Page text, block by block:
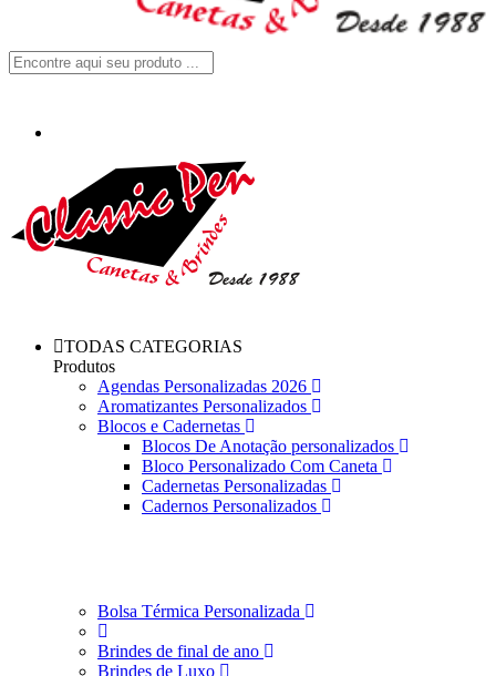
TODAS CATEGORIAS
Produtos
Agendas Personalizadas 2026
Aromatizantes Personalizados
Blocos e Cadernetas
Blocos De Anotação personalizados
Bloco Personalizado Com Caneta
Cadernetas Personalizadas
Cadernos Personalizados
Bolsa Térmica Personalizada
Brindes de final de ano
Brindes de Luxo